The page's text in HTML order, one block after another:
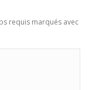
requis marqués avec